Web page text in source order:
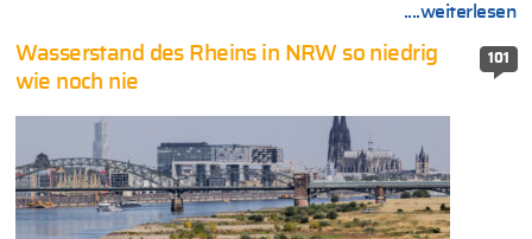
....weiterlesen
101
Wasserstand des Rheins in NRW so niedrig
wie noch nie